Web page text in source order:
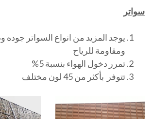
سواتر
يوجد المزيد من انواع السواتر جوده
ومقاومة للرياح
تمرر دخول الهواء بنسبة 5%
تتوفر بأكثر من 45 لون مختلف